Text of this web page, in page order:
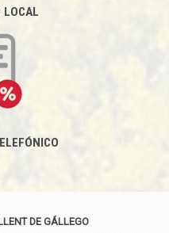
LOCAL
DE GÁLLEGO